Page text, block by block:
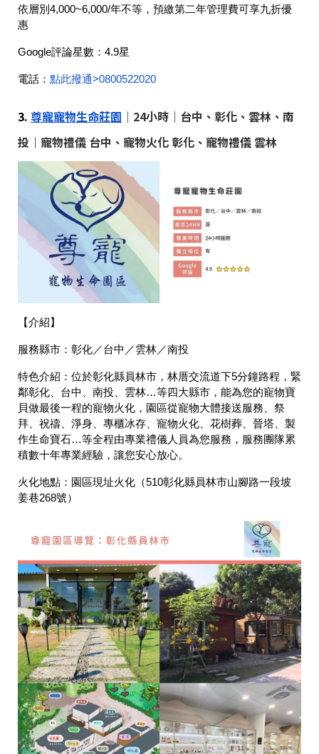
依層別4,000~6,000/年不等，預繳第二年管理費可享九折優
惠
Google評論星數： 4.9星
電話： 點此撥通>0800522020
3. 尊寵寵物生命莊園 ｜24小時｜台中、彰化、雲林、南
投｜寵物禮儀 台中、寵物火化 彰化、寵物禮儀 雲林
【介紹】
服務縣市： 彰化／台中／雲林／南投
特色介紹： 位於彰化縣員林市，林厝交流道下5分鐘路程，緊
鄰彰化、台中、南投、雲林…等四大縣市，能為您的寵物寶
貝做最後一程的寵物火化，園區從寵物大體接送服務、祭
拜、祝禱、淨身、專櫃冰存、寵物火化、花樹葬、晉塔、製
作生命寶石…等全程由專業禮儀人員為您服務，服務團隊累
積數十年專業經驗，讓您安心放心。
火化地點： 園區現址火化（510彰化縣員林市山腳路一段坡
姜巷268號）